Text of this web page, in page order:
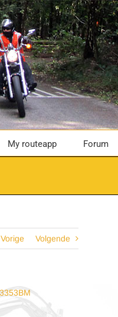
My routeapp Forum
Vorige Volgende